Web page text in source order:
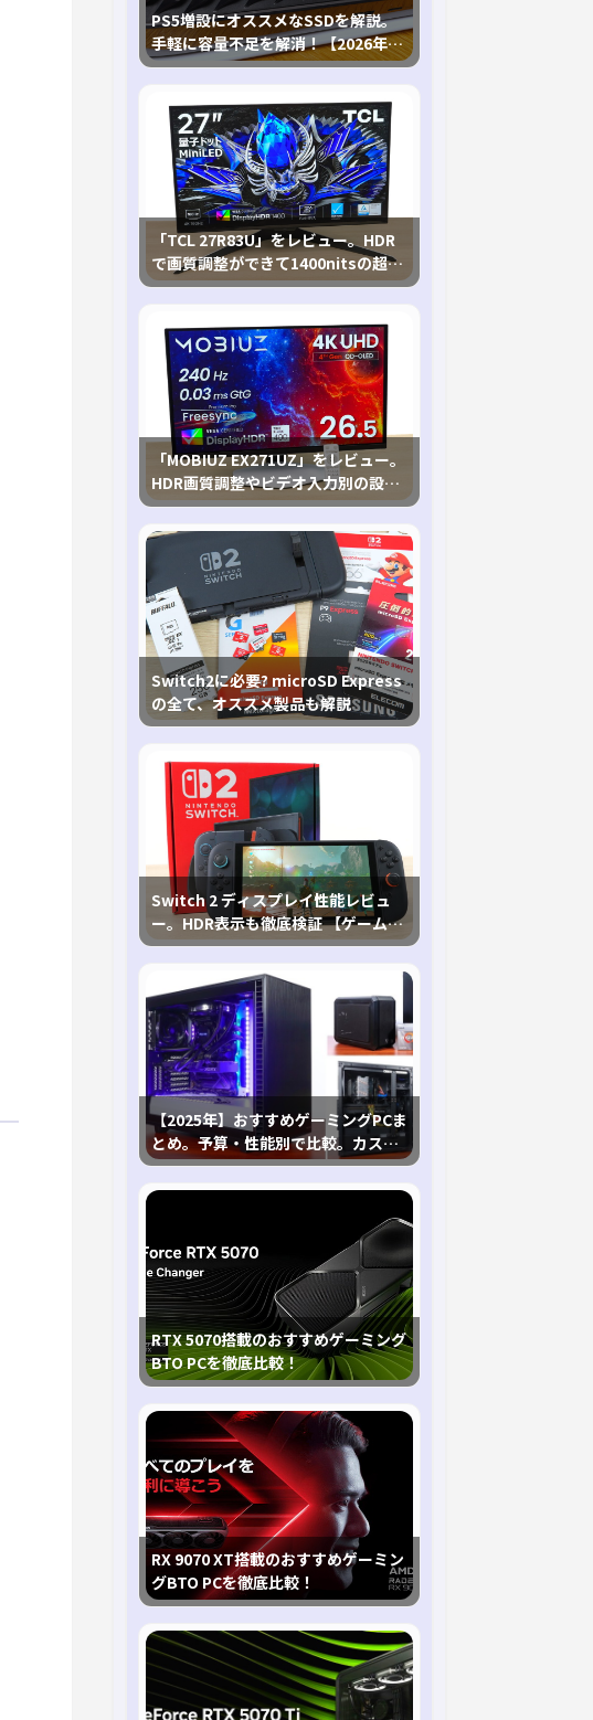
PS5増設にオススメなSSDを解説。
手軽に容量不足を解消！【2026年最
新、PS5 Proにも対応】
「TCL 27R83U」をレビュー。HDR
で画質調整ができて1400nitsの超高
輝度も発揮！
「MOBIUZ EX271UZ」をレビュー。
HDR画質調整やビデオ入力別の設定
が可能な4K有機ELゲーミングモニタ
を徹底検証
Switch2に必要? microSD Express
の全て、オススメ製品も解説
Switch 2 ディスプレイ性能レビュ
ー。HDR表示も徹底検証 【ゲームに
おけるHDRの未来を切り開く1台！】
【2025年】おすすめゲーミングPCま
とめ。予算・性能別で比較。カスタ
マイズ指南も
RTX 5070搭載のおすすめゲーミング
BTO PCを徹底比較！
RX 9070 XT搭載のおすすめゲーミン
グBTO PCを徹底比較！